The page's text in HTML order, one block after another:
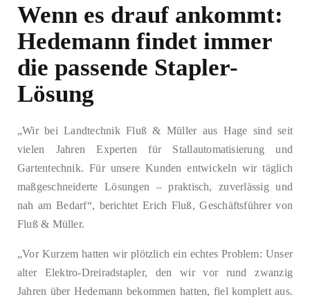
Wenn es drauf ankommt:
Hedemann findet immer
die passende Stapler-
Lösung
„Wir bei Landtechnik Fluß & Müller aus Hage sind seit
vielen Jahren Experten für Stallautomatisierung und
Gartentechnik. Für unsere Kunden entwickeln wir täglich
maßgeschneiderte Lösungen – praktisch, zuverlässig und
nah am Bedarf“, berichtet Erich Fluß, Geschäftsführer von
Fluß & Müller.
„Vor Kurzem hatten wir plötzlich ein echtes Problem: Unser
alter Elektro-Dreiradstapler, den wir vor rund zwanzig
Jahren über Hedemann bekommen hatten, fiel komplett aus.